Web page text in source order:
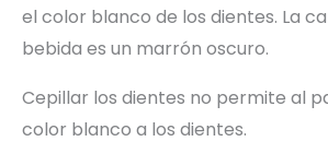
el color blanco de los dientes. La
bebida es un marrón oscuro.
Cepillar los dientes no permite al
color blanco a los dientes.